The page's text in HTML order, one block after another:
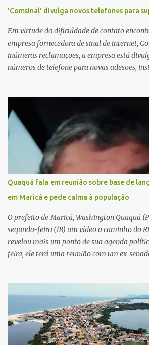
'Comsinal' divulga novos telefones para
Em virtude da dificuldade de contato
empresa fornecedora de sinal de internet,
inúmeras reclamações, a empresa está
números de telefone para novas adesões,
Quaquá fala em reunião sobre base de
em Maricá e pede calma à população
O prefeito de Maricá, Washington Quaquá
segunda-feira (18) um vídeo a caminho do
revelou mais um ponto de sua agenda
feira, ele terá uma reunião com um ex-
atenção pela ousadia do projeto, que
novo patamar de visibilidade tecnológica e
Quaquá, a conversa será o início de um
viabilidade dessa estrutura na cidade.
também respondeu às críticas que vem